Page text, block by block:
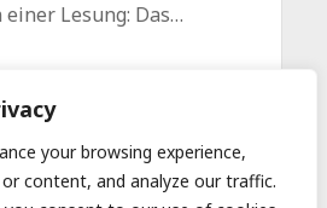
your browsing experience,
content, and analyze our traffic.
Lesung: Das…
FRAUENGESICHT